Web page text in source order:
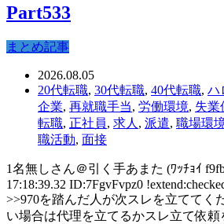
Part533
まとめ記事
2026.08.05
20代転職, 30代転職, 40代転職, ハ
企業, 再就職手当, 労働環境, 失業
転職, 正社員, 求人 , 派遣, 職場環
職活動, 面接
1名無しさん＠引く手あまた (ﾜｯﾁｮｲ
17:18:39.32 ID:7FgvFvpz0
>>970を踏んだ人が次スレを立ててく
い場合は代理を立てるかスレ立て依